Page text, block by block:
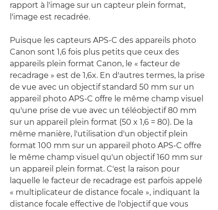
rapport à l'image sur un capteur plein format,
l'image est recadrée.
Puisque les capteurs APS-C des appareils photo
Canon sont 1,6 fois plus petits que ceux des
appareils plein format Canon, le « facteur de
recadrage » est de 1,6x. En d'autres termes, la prise
de vue avec un objectif standard 50 mm sur un
appareil photo APS-C offre le même champ visuel
qu'une prise de vue avec un téléobjectif 80 mm
sur un appareil plein format (50 x 1,6 = 80). De la
même manière, l'utilisation d'un objectif plein
format 100 mm sur un appareil photo APS-C offre
le même champ visuel qu'un objectif 160 mm sur
un appareil plein format. C'est la raison pour
laquelle le facteur de recadrage est parfois appelé
« multiplicateur de distance focale », indiquant la
distance focale effective de l'objectif que vous